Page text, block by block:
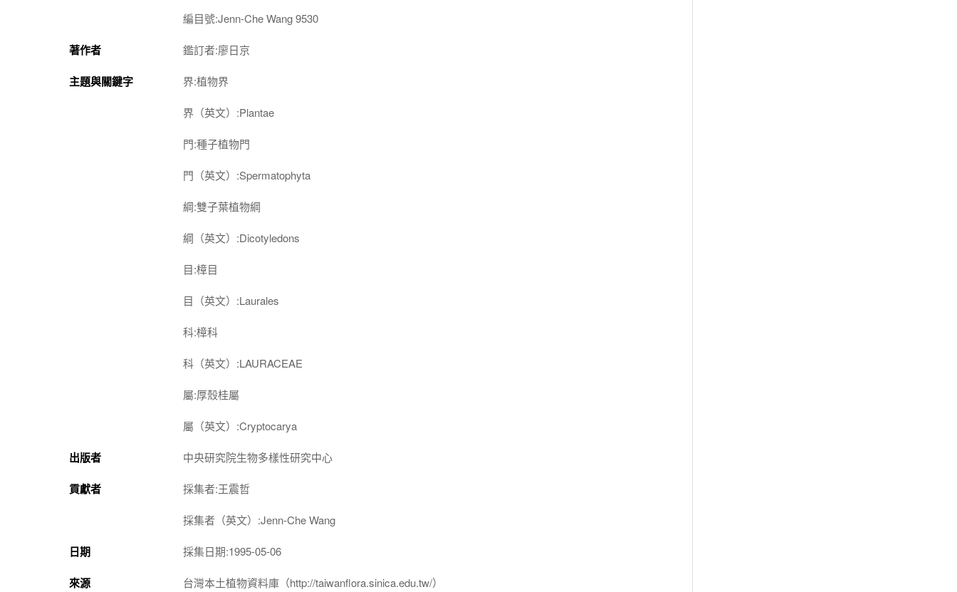
編目號:Jenn-Che Wang 9530
著作者 鑑訂者:廖日京
主題與關鍵字 界:植物界
界（英文）:Plantae
門:種子植物門
門（英文）:Spermatophyta
綱:雙子葉植物綱
綱（英文）:Dicotyledons
目:樟目
目（英文）:Laurales
科:樟科
科（英文）:LAURACEAE
屬:厚殼桂屬
屬（英文）:Cryptocarya
出版者 中央研究院生物多樣性研究中心
貢獻者 採集者:王震哲
採集者（英文）:Jenn-Che Wang
日期 採集日期:1995-05-06
來源 台灣本土植物資料庫（http://taiwanflora.sinica.edu.tw/）